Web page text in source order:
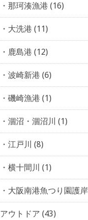
那珂湊漁港 (16)
大洗港 (11)
鹿島港 (12)
波崎新港 (6)
磯崎漁港 (1)
涸沼・涸沼川 (1)
江戸川 (8)
横十間川 (1)
大阪南港魚つり園護岸
アウトドア (43)